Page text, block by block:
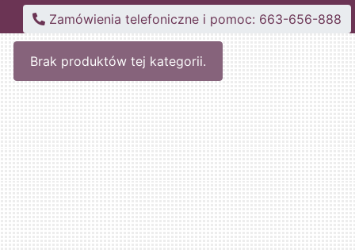
Zamówienia telefoniczne i pomoc: 663-656-888
Brak produktów tej kategorii.